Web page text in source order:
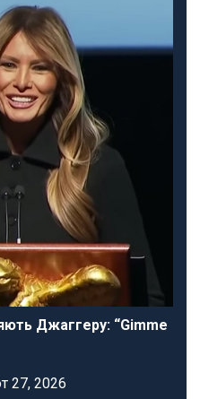
Джаггеру: “Gimme
27, 2026